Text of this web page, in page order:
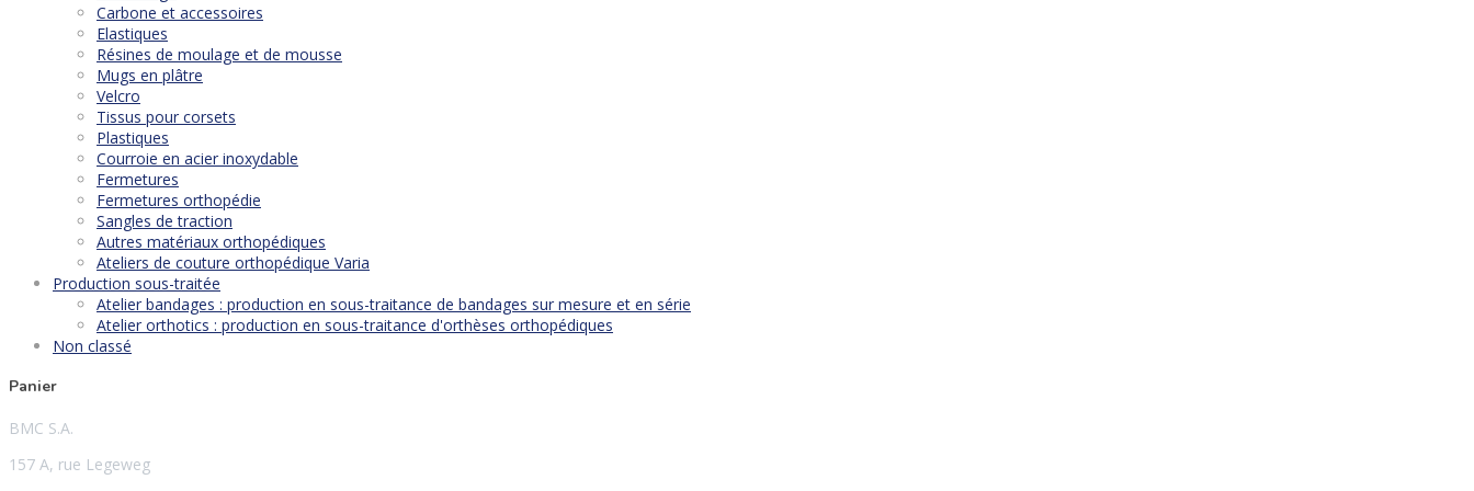
Carbone et accessoires
Elastiques
Résines de moulage et de mousse
Mugs en plâtre
Velcro
Tissus pour corsets
Plastiques
Courroie en acier inoxydable
Fermetures
Fermetures orthopédie
Sangles de traction
Autres matériaux orthopédiques
Ateliers de couture orthopédique Varia
Production sous-traitée
Atelier bandages : production en sous-traitance de bandages sur mesure et en série
Atelier orthotics : production en sous-traitance d'orthèses orthopédiques
Non classé
Panier
BMC S.A.
157 A, rue Legeweg